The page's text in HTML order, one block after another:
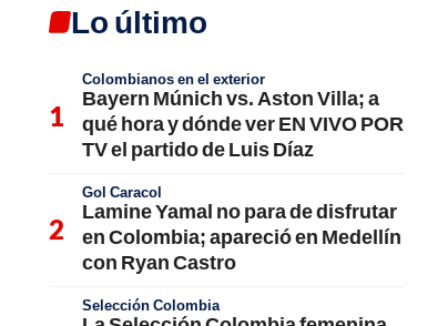
Lo último
Colombianos en el exterior
Bayern Múnich vs. Aston Villa; a
qué hora y dónde ver EN VIVO POR
TV el partido de Luis Díaz
Gol Caracol
Lamine Yamal no para de disfrutar
en Colombia; apareció en Medellín
con Ryan Castro
Selección Colombia